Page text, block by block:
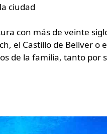
ciudad
con más de veinte
el Castillo de Bellver o
de la familia, tanto por